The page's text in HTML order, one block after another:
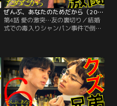
ぜんぶ、あなたのためだから（2026/01/31放送分）第04話
第4話 愛の激突…友の裏切り／結婚
式での毒入りシャンパン事件で倒れ
ら聞いた衝撃的な沙也香の乱れた過
去について、直接尋ねることはでき
ないまま…。平穏で幸せな日々が戻
った一方、素顔の見えない沙也香に
対して、その心の内は激しくざわつ
いていた。